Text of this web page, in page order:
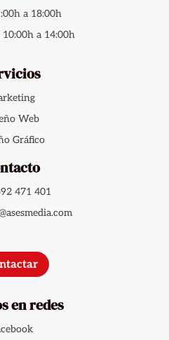
a 18:00h
10:00h a 14:00h
Web
Gráfico
471 401
en redes